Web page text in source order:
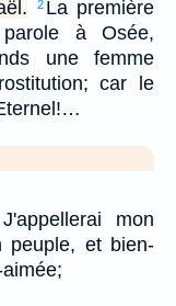
2 La première
à Osée,
une femme
car le
mon
peuple, et bien-